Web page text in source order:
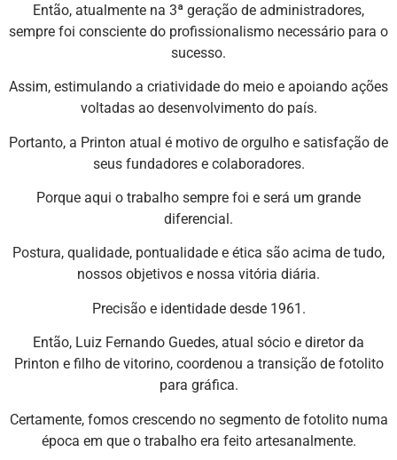
Então, atualmente na 3ª geração de administradores,
sempre foi consciente do profissionalismo necessário para o
sucesso.
Assim, estimulando a criatividade do meio e apoiando ações
voltadas ao desenvolvimento do país.
Portanto, a Printon atual é motivo de orgulho e satisfação de
seus fundadores e colaboradores.
Porque aqui o trabalho sempre foi e será um grande
diferencial.
Postura, qualidade, pontualidade e ética são acima de tudo,
nossos objetivos e nossa vitória diária.
Precisão e identidade desde 1961.
Então, Luiz Fernando Guedes, atual sócio e diretor da
Printon e filho de vitorino, coordenou a transição de fotolito
para gráfica.
Certamente, fomos crescendo no segmento de fotolito numa
época em que o trabalho era feito artesanalmente.